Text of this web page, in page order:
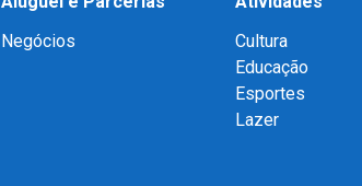
Negócios
Cultura
Educação
Esportes
Lazer